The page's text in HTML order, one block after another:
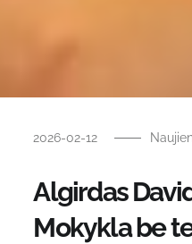
2026-02-12
Algirdas
Mokykla be